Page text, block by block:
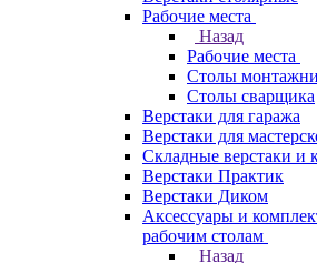
Рабочие места
Назад
Рабочие места
Столы
Столы сварщика
Верстаки для гаража
Верстаки для
Складные верстаки и
Верстаки Практик
Верстаки Диком
Аксессуары и
рабочим столам
Назад